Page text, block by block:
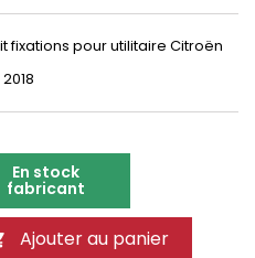
fixations pour utilitaire Citroën
En stock
fabricant
Ajouter au panier